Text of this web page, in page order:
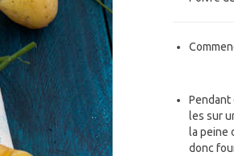
les sur
la peine
donc